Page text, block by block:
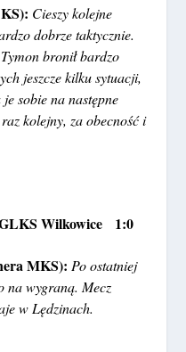
Cieszy kolejne
dobrze taktycznie.
bronił bardzo
jeszcze kilku sytuacji,
sobie na następne
kolejny, za obecność i
Wilkowice 1:0
MKS):Po ostatniej
na wygraną. Mecz
w Lędzinach.